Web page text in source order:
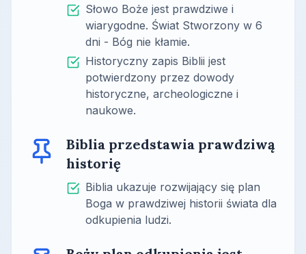
Słowo Boże jest prawdziwe i
wiarygodne. Świat Stworzony w 6
dni - Bóg nie kłamie.
Historyczny zapis Biblii jest
potwierdzony przez dowody
historyczne, archeologiczne i
naukowe.
Biblia przedstawia prawdziwą
historię
Biblia ukazuje rozwijający się plan
Boga w prawdziwej historii świata dla
odkupienia ludzi.